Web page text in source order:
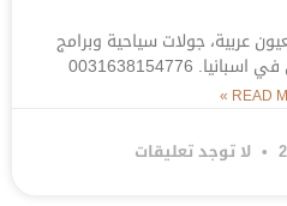
عربية، جولات سياحية وبرامج
0031638154776
READ
لا توجد تعليقات